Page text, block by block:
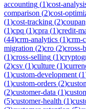
accounting (1)cost-
comparison (2)cost-
(1)cost-tracking (2)
(1)cpq (1)cpra (1)credit-
(44)crm-analytics (1)crm-
migration (2)cro (2)cross-
(1)cross-selling (1)
(2)csv (1)culture (1)
(1)custom-development (1
(1)custom-orders (2)
(2)customer-data (1)
(5)customer-health (1)